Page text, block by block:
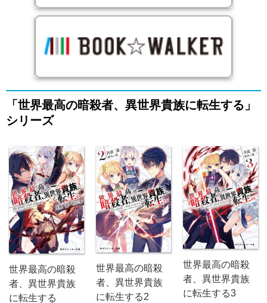
「世界最高の暗殺者、異世界貴族に転生する」
シリーズ
世界最高の暗殺
者、異世界貴族
に転生する
世界最高の暗殺
者、異世界貴族
に転生する2
世界最高の暗殺
者、異世界貴族
に転生する3